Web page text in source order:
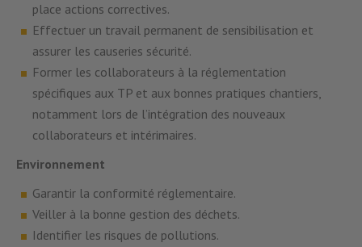
place actions correctives.
Effectuer un travail permanent de sensibilisation et
assurer les causeries sécurité.
Former les collaborateurs à la réglementation
spécifiques aux TP et aux bonnes pratiques chantiers,
notamment lors de l’intégration des nouveaux
collaborateurs et intérimaires.
Environnement
Garantir la conformité réglementaire.
Veiller à la bonne gestion des déchets.
Identifier les risques de pollutions.